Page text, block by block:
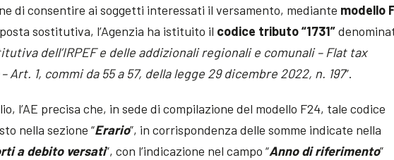
di consentire ai soggetti interessati il versamento, mediante modello
sostitutiva, l’Agenzia ha istituito il codice tributo “1731”
dell’IRPEF e delle addizionali regionali e comunali – Flat tax
Art. 1, commi da 55 a 57, della legge 29 dicembre 2022, n. 197”.
l’AE precisa che, in sede di compilazione del modello F24, tale codice
nella sezione “Erario”, in corrispondenza delle somme indicate nella
a debito versati”, con l’indicazione nel campo “Anno di riferimento”